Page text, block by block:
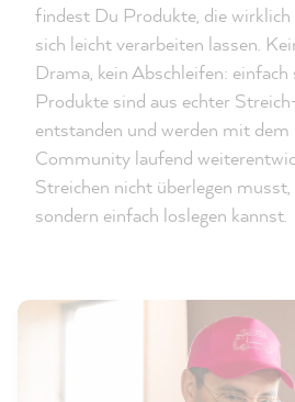
findest Du Produkte, die
sich leicht verarbeiten lassen.
Drama, kein Abschleifen:
Produkte sind aus echter
entstanden und werden mit dem
Community laufend
Streichen nicht überlegen musst,
sondern einfach loslegen kannst.